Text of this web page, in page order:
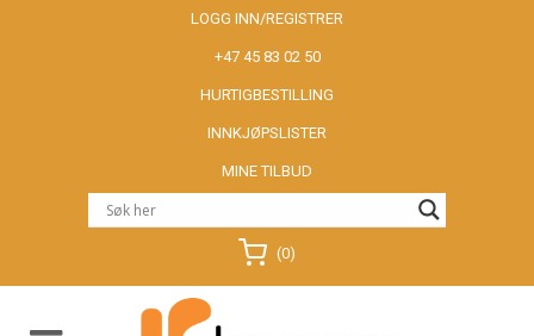
LOGG INN/REGISTRER
+47 45 83 02 50
HURTIGBESTILLING
INNKJØPSLISTER
MINE TILBUD
(0)